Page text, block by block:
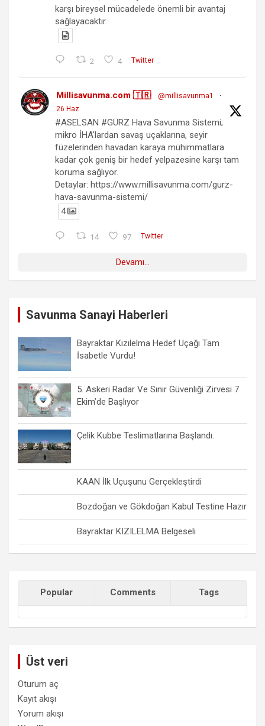
karşı bireysel mücadelede önemli bir avantaj
sağlayacaktır.
2 4 Twitter
Millisavunma.com 🇹🇷 @millisavunma1
·
26 Haz
#ASELSAN #GÜRZ Hava Savunma Sistemi;
mikro İHA'lardan savaş uçaklarına, seyir
füzelerinden havadan karaya mühimmatlara
kadar çok geniş bir hedef yelpazesine karşı tam
koruma sağlıyor.
Detaylar: https://www.millisavunma.com/gurz-
hava-savunma-sistemi/
4
14 97 Twitter
Devamı...
Savunma Sanayi Haberleri
Bayraktar Kızılelma Hedef Uçağı Tam
İsabetle Vurdu!
5. Askeri Radar Ve Sınır Güvenliği Zirvesi 7
Ekim’de Başlıyor
Çelik Kubbe Teslimatlarına Başlandı.
KAAN İlk Uçuşunu Gerçekleştirdi
Bozdoğan ve Gökdoğan Kabul Testine Hazır
Bayraktar KIZILELMA Belgeseli
Popular Comments Tags
Üst veri
Oturum aç
Kayıt akışı
Yorum akışı